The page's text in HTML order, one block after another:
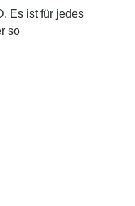
Es ist für jedes
so